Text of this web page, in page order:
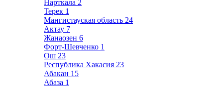
Нарткала 2
Терек 1
Мангистауская область 24
Актау 7
Жанаозен 6
Форт-Шевченко 1
Ош 23
Республика Хакасия 23
Абакан 15
Абаза 1